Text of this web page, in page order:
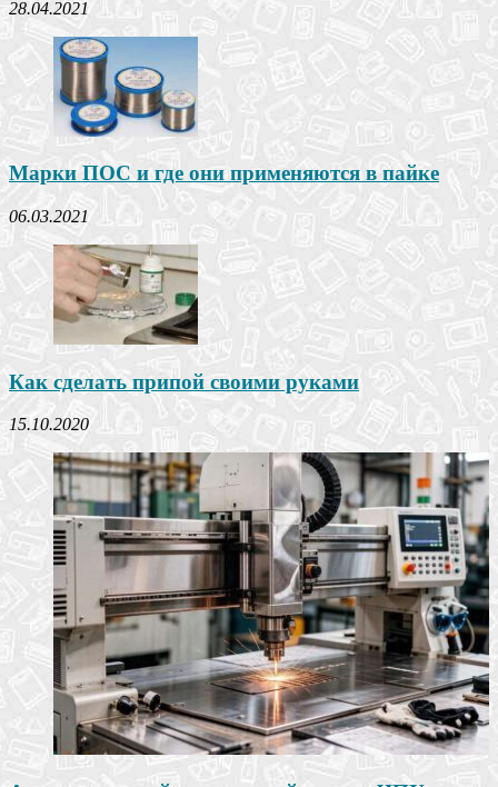
28.04.2021
Марки ПОС и где они применяются в пайке
06.03.2021
Как сделать припой своими руками
15.10.2020